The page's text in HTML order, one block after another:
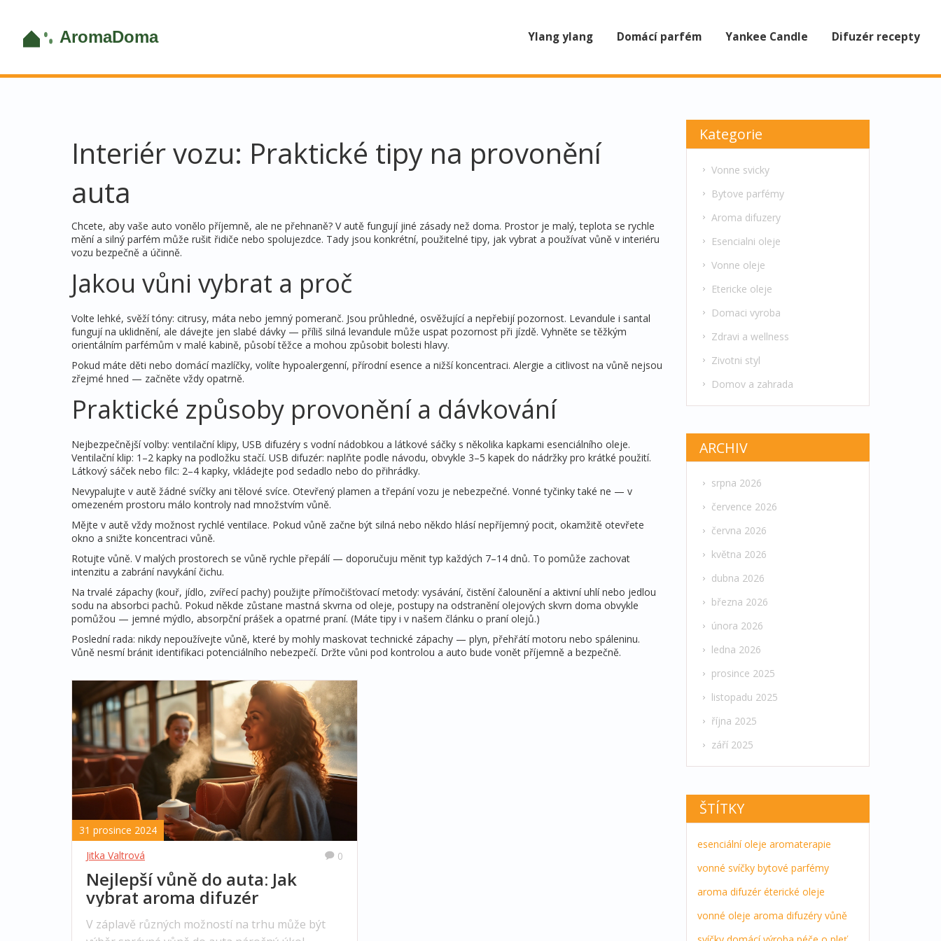
Ylang ylang Domácí parfém Yankee Candle Difuzér recepty
Interiér vozu: Praktické tipy na provonění
auta
Chcete, aby vaše auto vonělo příjemně, ale ne přehnaně? V autě fungují jiné zásady než doma. Prostor je malý, teplota se rychle
mění a silný parfém může rušit řidiče nebo spolujezdce. Tady jsou konkrétní, použitelné tipy, jak vybrat a používat vůně v interiéru
vozu bezpečně a účinně.
Jakou vůni vybrat a proč
Volte lehké, svěží tóny: citrusy, máta nebo jemný pomeranč. Jsou průhledné, osvěžující a nepřebijí pozornost. Levandule i santal
fungují na uklidnění, ale dávejte jen slabé dávky — příliš silná levandule může uspat pozornost při jízdě. Vyhněte se těžkým
orientálním parfémům v malé kabině, působí těžce a mohou způsobit bolesti hlavy.
Pokud máte děti nebo domácí mazlíčky, volíte hypoalergenní, přírodní esence a nižší koncentraci. Alergie a citlivost na vůně nejsou
zřejmé hned — začněte vždy opatrně.
Praktické způsoby provonění a dávkování
Nejbezpečnější volby: ventilační klipy, USB difuzéry s vodní nádobkou a látkové sáčky s několika kapkami esenciálního oleje.
Ventilační klip: 1–2 kapky na podložku stačí. USB difuzér: naplňte podle návodu, obvykle 3–5 kapek do nádržky pro krátké použití.
Látkový sáček nebo filc: 2–4 kapky, vkládejte pod sedadlo nebo do přihrádky.
Nevypalujte v autě žádné svíčky ani tělové svíce. Otevřený plamen a třepání vozu je nebezpečné. Vonné tyčinky také ne — v
omezeném prostoru málo kontroly nad množstvím vůně.
Mějte v autě vždy možnost rychlé ventilace. Pokud vůně začne být silná nebo někdo hlásí nepříjemný pocit, okamžitě otevřete
okno a snižte koncentraci vůně.
Rotujte vůně. V malých prostorech se vůně rychle přepálí — doporučuju měnit typ každých 7–14 dnů. To pomůže zachovat
intenzitu a zabrání navykání čichu.
Na trvalé zápachy (kouř, jídlo, zvířecí pachy) použijte přímočišťovací metody: vysávání, čistění čalounění a aktivní uhlí nebo jedlou
sodu na absorbci pachů. Pokud někde zůstane mastná skvrna od oleje, postupy na odstranění olejových skvrn doma obvykle
pomůžou — jemné mýdlo, absorpční prášek a opatrné praní. (Máte tipy i v našem článku o praní olejů.)
Poslední rada: nikdy nepoužívejte vůně, které by mohly maskovat technické zápachy — plyn, přehřátí motoru nebo spáleninu.
Vůně nesmí bránit identifikaci potenciálního nebezpečí. Držte vůni pod kontrolou a auto bude vonět příjemně a bezpečně.
31 prosince 2024
Jitka Valtrová
0
Nejlepší vůně do auta: Jak
vybrat aroma difuzér
V záplavě různých možností na trhu může být
Kategorie
Vonne svicky
Bytove parfémy
Aroma difuzery
Esencialni oleje
Vonne oleje
Etericke oleje
Domaci vyroba
Zdravi a wellness
Zivotni styl
Domov a zahrada
ARCHIV
srpna 2026
července 2026
června 2026
května 2026
dubna 2026
března 2026
února 2026
ledna 2026
prosince 2025
listopadu 2025
října 2025
září 2025
ŠTÍTKY
esenciální oleje aromaterapie
vonné svíčky bytové parfémy
aroma difuzér éterické oleje
vonné oleje aroma difuzéry vůně